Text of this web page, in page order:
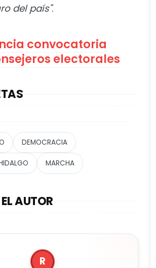
del país".
convocatoria
electorales
DEMOCRACIA
MARCHA
AUTOR
R